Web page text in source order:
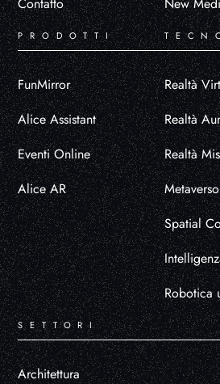
PRODOTTI
FunMirror
Alice Assistant
Eventi Online
Alice AR
Realtà
Realtà
Realtà
Metaverso
Spatial
Robotica
SETTORI
Architettura